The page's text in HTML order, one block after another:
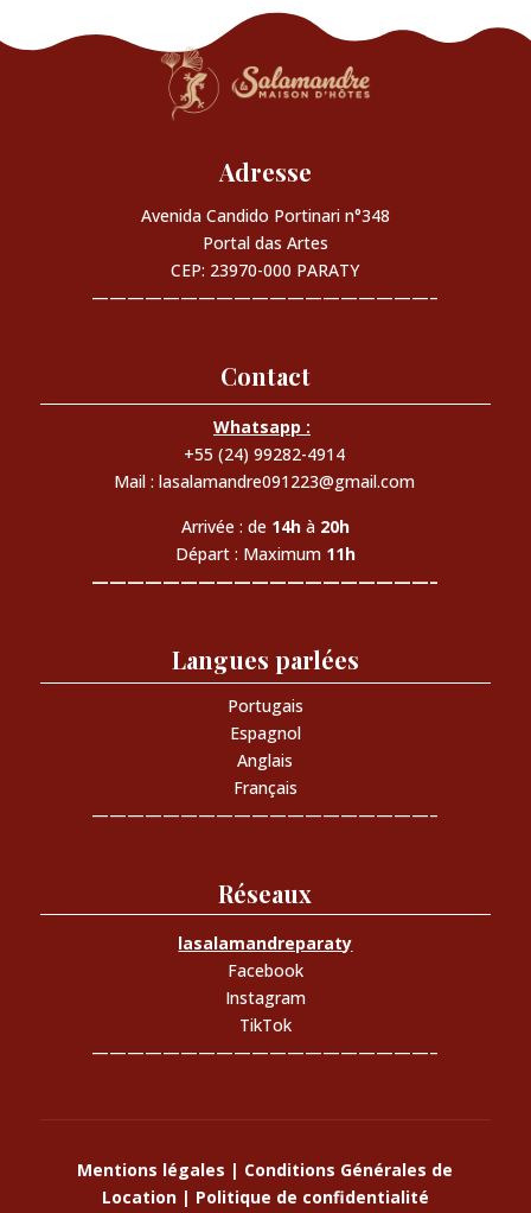
Adresse
Avenida Candido Portinari n°348
Portal das Artes
CEP: 23970-000 PARATY
———————————————————–
Contact
Whatsapp :
+55 (24) 99282-4914
Mail : lasalamandre091223@gmail.com
Arrivée : de 14h à20h
Départ : Maximum 11h
———————————————————–
Langues parlées
Portugais
Espagnol
Anglais
Français
———————————————————–
Réseaux
lasalamandreparaty
Facebook
Instagram
TikTok
———————————————————–
Mentions légales | Conditions Générales de
Location| Politique de confidentialité